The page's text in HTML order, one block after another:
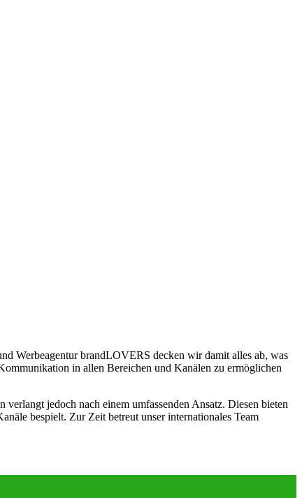
Werbeagentur brandLOVERS decken wir damit alles ab, was
in allen Bereichen und Kanälen zu ermöglichen
jedoch nach einem umfassenden Ansatz. Diesen bieten
bespielt. Zur Zeit betreut unser internationales Team